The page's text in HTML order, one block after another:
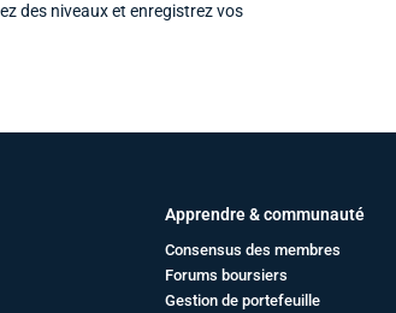
des niveaux et enregistrez vos
Apprendre & communauté
Consensus des membres
Forums boursiers
Gestion de portefeuille